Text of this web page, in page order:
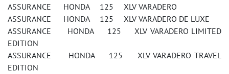
ASSURANCE HONDA 125 XLV VARADERO
ASSURANCE HONDA 125 XLV VARADERO DE LUXE
ASSURANCE HONDA 125 XLV VARADERO LIMITED
EDITION
ASSURANCE HONDA 125 XLV VARADERO TRAVEL
EDITION